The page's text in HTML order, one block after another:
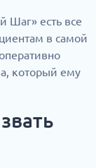
Шаг» есть все
в самой
который ему